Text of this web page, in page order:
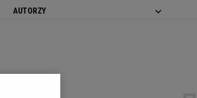
AUTORZY